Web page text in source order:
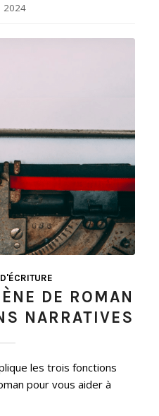
2024
DE ROMAN
NARRATIVES
les trois fonctions
pour vous aider à